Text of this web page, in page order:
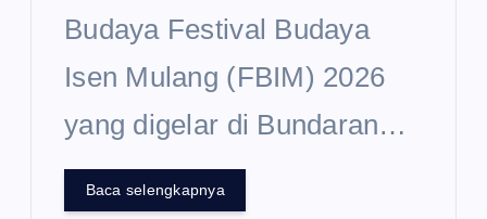
Budaya Festival Budaya
Isen Mulang (FBIM) 2026
yang digelar di Bundaran…
Baca selengkapnya